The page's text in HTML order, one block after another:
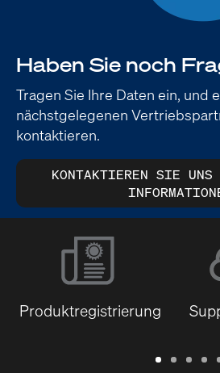
Haben Sie noch
Tragen Sie Ihre Daten ein, und
nächstgelegenen
kontaktieren.
KONTAKTIEREN SIE UNS
Produktregistrierung
Garantie
Support